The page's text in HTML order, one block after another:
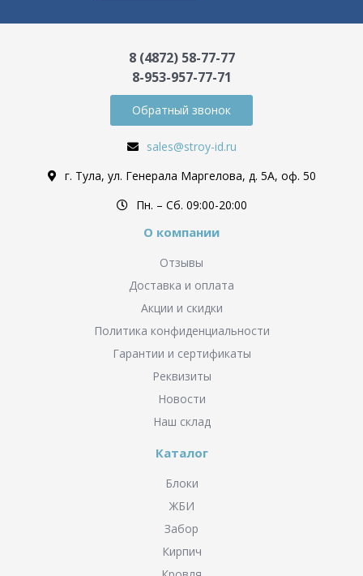
8 (4872) 58-77-77
8-953-957-77-71
Обратный звонок
sales@stroy-id.ru
г. Тула, ул. Генерала Маргелова, д. 5А, оф. 50
Пн. – Cб. 09:00-20:00
О компании
Отзывы
Доставка и оплата
Акции и скидки
Политика конфиденциальности
Гарантии и сертификаты
Реквизиты
Новости
Наш склад
Каталог
Блоки
ЖБИ
Забор
Кирпич